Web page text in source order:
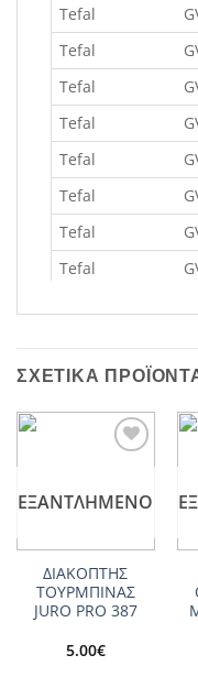
Tefal
Tefal
Tefal
Tefal
Tefal
Tefal
Tefal
Tefal
Tefal
Tefal
Tefal
Tefal
Tefal
Tefal
ΣΧΕΤΙΚΆ
ΕΞΑΝΤΛΗΜΈΝΟ
ΔΙΑΚΟΠΤΗΣ
ΤΟΥΡΜΠΙΝΑΣ
JURO PRO 387
5.00€